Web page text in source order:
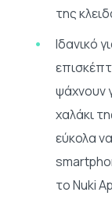
της
Ιδανικό
ψάχνουν
χαλάκι
εύκολα
το Nuki